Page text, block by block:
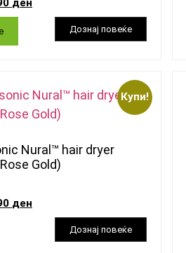
ден
Купи!
Nural™ hair dryer
Gold)
ден